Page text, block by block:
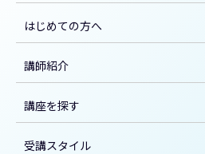
はじめての方へ
講師紹介
講座を探す
受講スタイル